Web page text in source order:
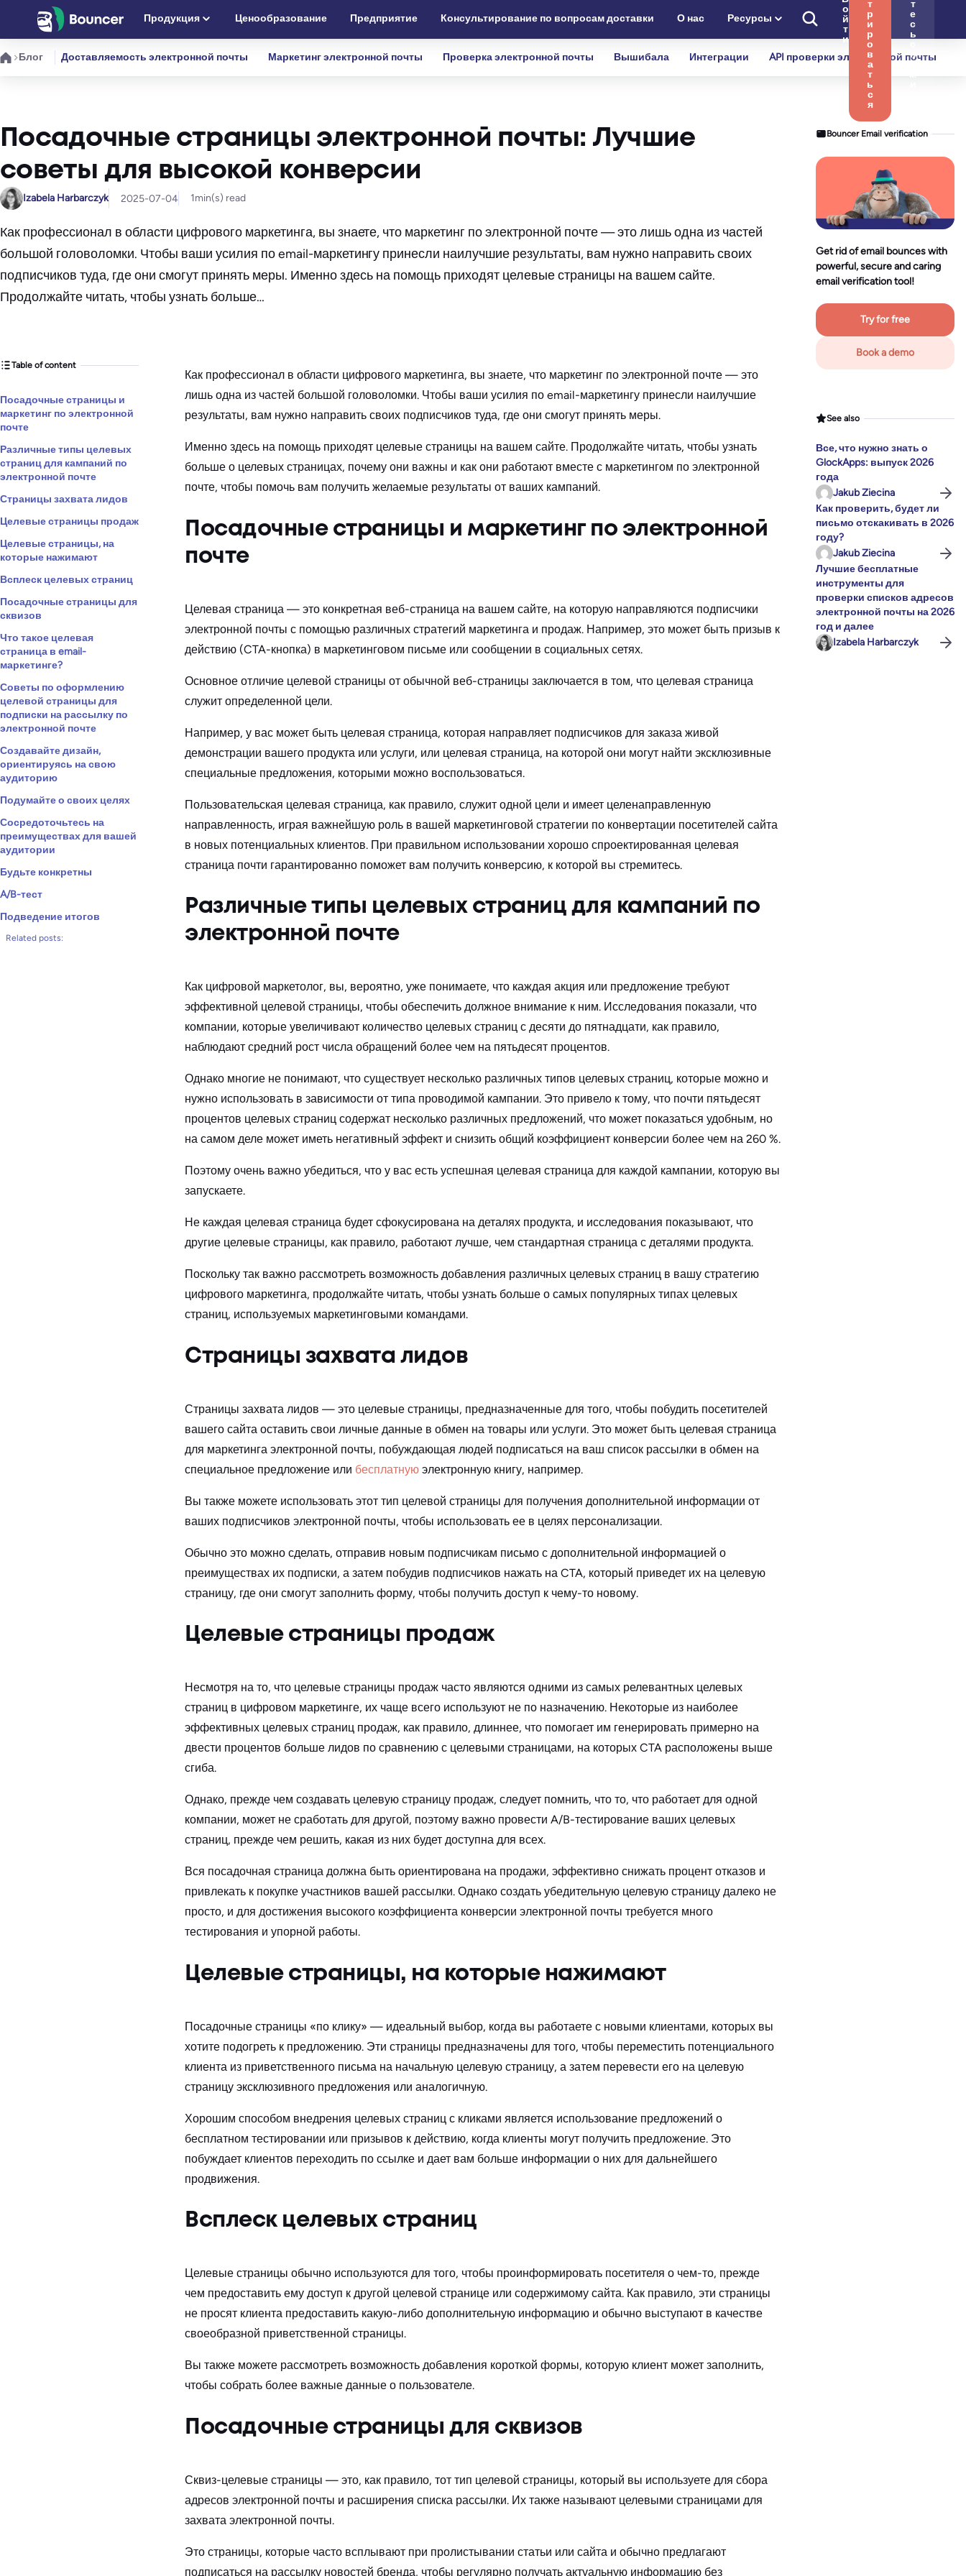
Перейти
содержимому
Продукция Ценообразование Предприятие Консультирование по вопросам доставки О нас Ресурсы
о
й
т
и
т
р
и
р
о
в
а
т
ь
с
я
т
е
с
ь
н
а
Блог Доставляемость электронной почты Маркетинг электронной почты Проверка электронной почты Вышибала Интеграции API проверки электронной почты
Посадочные страницы электронной почты: Лучшие
советы для высокой конверсии
Izabela Harbarczyk 2025-07-04 1min(s) read
Как профессионал в области цифрового маркетинга, вы знаете, что маркетинг по электронной почте — это лишь одна из частей
большой головоломки. Чтобы ваши усилия по email-маркетингу принесли наилучшие результаты, вам нужно направить своих
подписчиков туда, где они смогут принять меры. Именно здесь на помощь приходят целевые страницы на вашем сайте.
Продолжайте читать, чтобы узнать больше…
Table of content
Посадочные страницы и
маркетинг по электронной
почте
Различные типы целевых
страниц для кампаний по
электронной почте
Страницы захвата лидов
Целевые страницы продаж
Целевые страницы, на
которые нажимают
Всплеск целевых страниц
Посадочные страницы для
сквизов
Что такое целевая
страница в email-
маркетинге?
Советы по оформлению
целевой страницы для
подписки на рассылку по
электронной почте
Создавайте дизайн,
ориентируясь на свою
аудиторию
Подумайте о своих целях
Сосредоточьтесь на
преимуществах для вашей
аудитории
Будьте конкретны
A/B-тест
Подведение итогов
Related posts:
Как профессионал в области цифрового маркетинга, вы знаете, что маркетинг по электронной почте — это
лишь одна из частей большой головоломки. Чтобы ваши усилия по email-маркетингу принесли наилучшие
результаты, вам нужно направить своих подписчиков туда, где они смогут принять меры.
Именно здесь на помощь приходят целевые страницы на вашем сайте. Продолжайте читать, чтобы узнать
больше о целевых страницах, почему они важны и как они работают вместе с маркетингом по электронной
почте, чтобы помочь вам получить желаемые результаты от ваших кампаний.
Посадочные страницы и маркетинг по электронной
почте
Целевая страница — это конкретная веб-страница на вашем сайте, на которую направляются подписчики
электронной почты с помощью различных стратегий маркетинга и продаж. Например, это может быть призыв к
действию (CTA-кнопка) в маркетинговом письме или сообщении в социальных сетях.
Основное отличие целевой страницы от обычной веб-страницы заключается в том, что целевая страница
служит определенной цели.
Например, у вас может быть целевая страница, которая направляет подписчиков для заказа живой
демонстрации вашего продукта или услуги, или целевая страница, на которой они могут найти эксклюзивные
специальные предложения, которыми можно воспользоваться.
Пользовательская целевая страница, как правило, служит одной цели и имеет целенаправленную
направленность, играя важнейшую роль в вашей маркетинговой стратегии по конвертации посетителей сайта
в новых потенциальных клиентов. При правильном использовании хорошо спроектированная целевая
страница почти гарантированно поможет вам получить конверсию, к которой вы стремитесь.
Различные типы целевых страниц для кампаний по
электронной почте
Как цифровой маркетолог, вы, вероятно, уже понимаете, что каждая акция или предложение требуют
эффективной целевой страницы, чтобы обеспечить должное внимание к ним. Исследования показали, что
компании, которые увеличивают количество целевых страниц с десяти до пятнадцати, как правило,
наблюдают средний рост числа обращений более чем на пятьдесят процентов.
Однако многие не понимают, что существует несколько различных типов целевых страниц, которые можно и
нужно использовать в зависимости от типа проводимой кампании. Это привело к тому, что почти пятьдесят
процентов целевых страниц содержат несколько различных предложений, что может показаться удобным, но
на самом деле может иметь негативный эффект и снизить общий коэффициент конверсии более чем на 260 %.
Поэтому очень важно убедиться, что у вас есть успешная целевая страница для каждой кампании, которую вы
запускаете.
Не каждая целевая страница будет сфокусирована на деталях продукта, и исследования показывают, что
другие целевые страницы, как правило, работают лучше, чем стандартная страница с деталями продукта.
Поскольку так важно рассмотреть возможность добавления различных целевых страниц в вашу стратегию
цифрового маркетинга, продолжайте читать, чтобы узнать больше о самых популярных типах целевых
страниц, используемых маркетинговыми командами.
Страницы захвата лидов
Страницы захвата лидов — это целевые страницы, предназначенные для того, чтобы побудить посетителей
вашего сайта оставить свои личные данные в обмен на товары или услуги. Это может быть целевая страница
для маркетинга электронной почты, побуждающая людей подписаться на ваш список рассылки в обмен на
специальное предложение или бесплатную электронную книгу, например.
Вы также можете использовать этот тип целевой страницы для получения дополнительной информации от
ваших подписчиков электронной почты, чтобы использовать ее в целях персонализации.
Обычно это можно сделать, отправив новым подписчикам письмо с дополнительной информацией о
преимуществах их подписки, а затем побудив подписчиков нажать на CTA, который приведет их на целевую
страницу, где они смогут заполнить форму, чтобы получить доступ к чему-то новому.
Целевые страницы продаж
Несмотря на то, что целевые страницы продаж часто являются одними из самых релевантных целевых
страниц в цифровом маркетинге, их чаще всего используют не по назначению. Некоторые из наиболее
эффективных целевых страниц продаж, как правило, длиннее, что помогает им генерировать примерно на
двести процентов больше лидов по сравнению с целевыми страницами, на которых CTA расположены выше
сгиба.
Однако, прежде чем создавать целевую страницу продаж, следует помнить, что то, что работает для одной
компании, может не сработать для другой, поэтому важно провести A/B-тестирование ваших целевых
страниц, прежде чем решить, какая из них будет доступна для всех.
Вся посадочная страница должна быть ориентирована на продажи, эффективно снижать процент отказов и
привлекать к покупке участников вашей рассылки. Однако создать убедительную целевую страницу далеко не
просто, и для достижения высокого коэффициента конверсии электронной почты требуется много
тестирования и упорной работы.
Целевые страницы, на которые нажимают
Посадочные страницы «по клику» — идеальный выбор, когда вы работаете с новыми клиентами, которых вы
хотите подогреть к предложению. Эти страницы предназначены для того, чтобы переместить потенциального
клиента из приветственного письма на начальную целевую страницу, а затем перевести его на целевую
страницу эксклюзивного предложения или аналогичную.
Хорошим способом внедрения целевых страниц с кликами является использование предложений о
бесплатном тестировании или призывов к действию, когда клиенты могут получить предложение. Это
побуждает клиентов переходить по ссылке и дает вам больше информации о них для дальнейшего
продвижения.
Всплеск целевых страниц
Целевые страницы обычно используются для того, чтобы проинформировать посетителя о чем-то, прежде
чем предоставить ему доступ к другой целевой странице или содержимому сайта. Как правило, эти страницы
не просят клиента предоставить какую-либо дополнительную информацию и обычно выступают в качестве
своеобразной приветственной страницы.
Вы также можете рассмотреть возможность добавления короткой формы, которую клиент может заполнить,
чтобы собрать более важные данные о пользователе.
Посадочные страницы для сквизов
Сквиз-целевые страницы — это, как правило, тот тип целевой страницы, который вы используете для сбора
адресов электронной почты и расширения списка рассылки. Их также называют целевыми страницами для
захвата электронной почты.
Это страницы, которые часто всплывают при пролистывании статьи или сайта и обычно предлагают
подписаться на рассылку новостей бренда, чтобы регулярно получать актуальную информацию без
Bouncer Email verification
Get rid of email bounces with
powerful, secure and caring
email verification tool!
Try for free
Book a demo
See also
Все, что нужно знать о
GlockApps: выпуск 2026
года
Jakub Ziecina
Как проверить, будет ли
письмо отскакивать в 2026
году?
Jakub Ziecina
Лучшие бесплатные
инструменты для
проверки списков адресов
электронной почты на 2026
год и далее
Izabela Harbarczyk